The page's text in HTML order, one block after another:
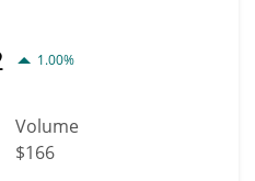
1.00%
Volume
$166